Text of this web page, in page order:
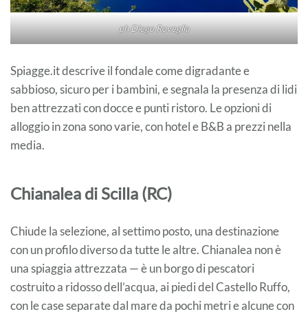
ph Diego Roveglia
Spiagge.it descrive il fondale come digradante e
sabbioso, sicuro per i bambini, e segnala la presenza di lidi
ben attrezzati con docce e punti ristoro. Le opzioni di
alloggio in zona sono varie, con hotel e B&B a prezzi nella
media.
Chianalea di Scilla (RC)
Chiude la selezione, al settimo posto, una destinazione
con un profilo diverso da tutte le altre. Chianalea non è
una spiaggia attrezzata — è un borgo di pescatori
costruito a ridosso dell’acqua, ai piedi del Castello Ruffo,
con le case separate dal mare da pochi metri e alcune con